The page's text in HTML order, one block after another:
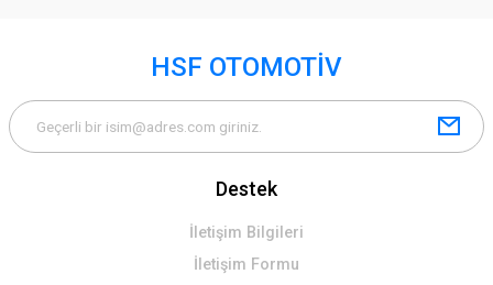
HSF OTOMOTİV
Destek
İletişim Bilgileri
İletişim Formu